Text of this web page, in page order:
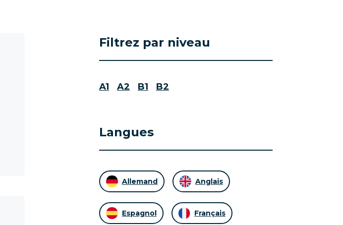
Filtrez par niveau
A1 A2 B1 B2
Langues
Allemand Anglais
Espagnol Français